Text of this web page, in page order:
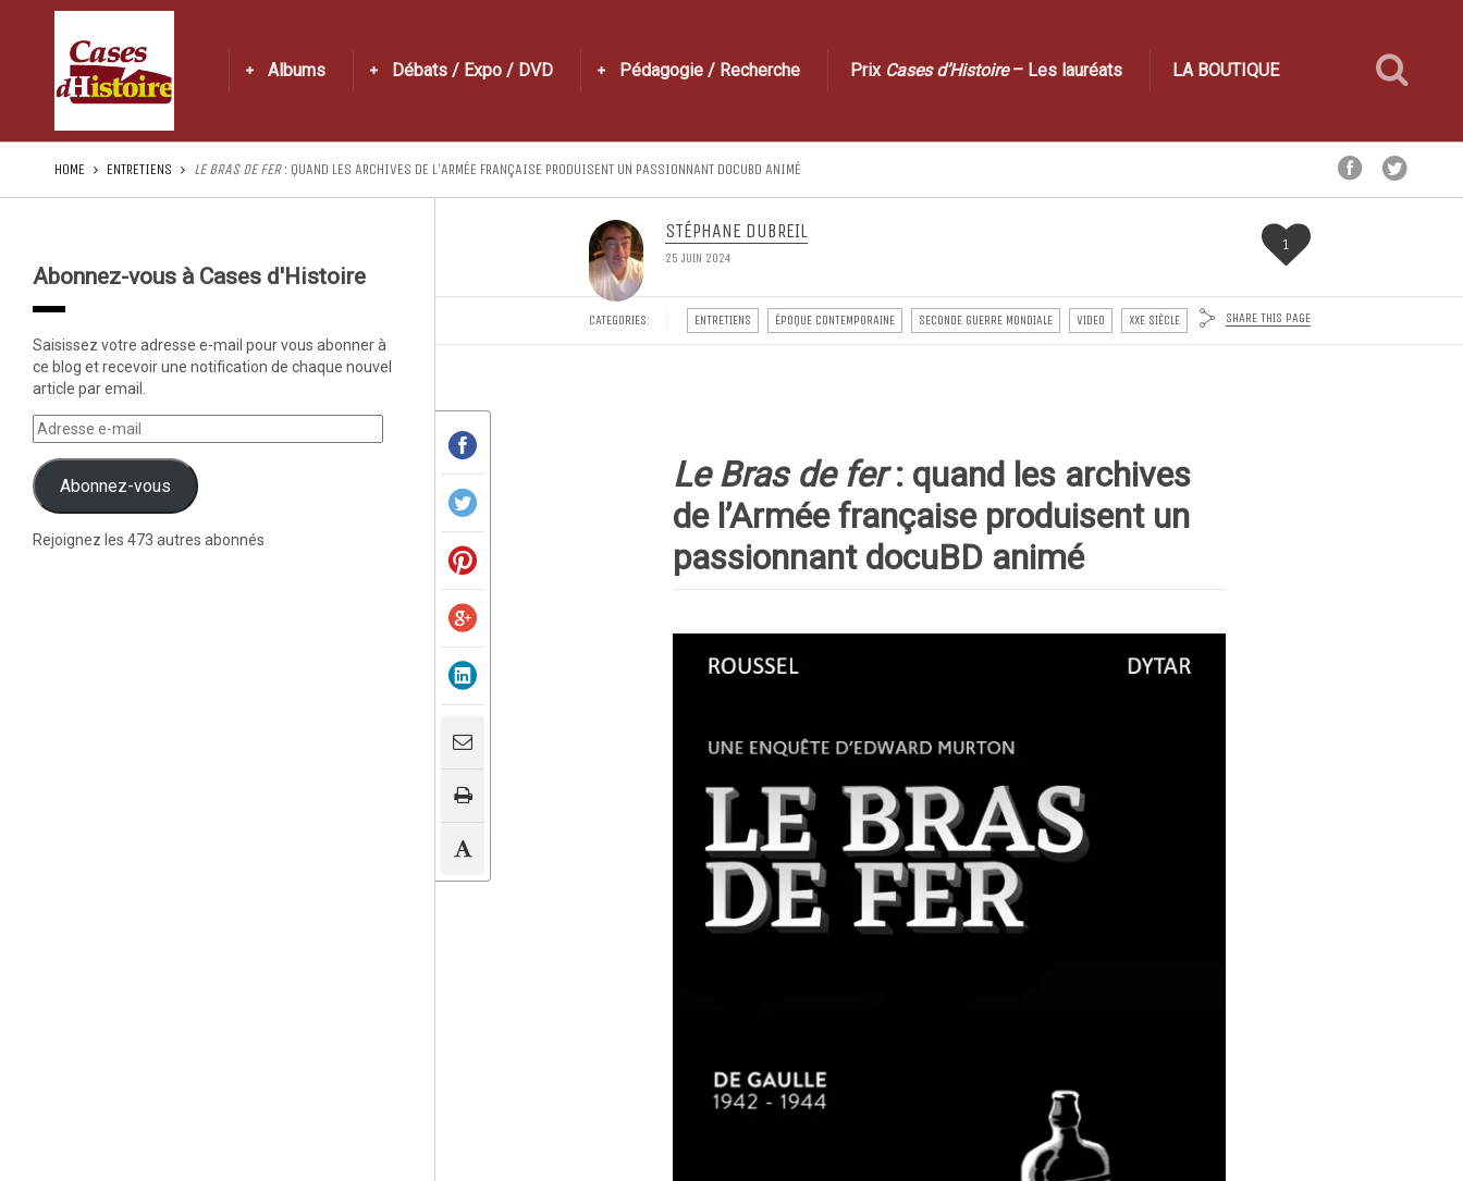
Albums Débats / Expo / DVD Pédagogie / Recherche Prix Cases d’Histoire– Les lauréats LA BOUTIQUE
HOME ENTRETIENS LE BRAS DE FER: QUAND LES ARCHIVES DE L’ARMÉE FRANÇAISE PRODUISENT UN PASSIONNANT DOCUBD ANIMÉ
Abonnez-vous à Cases d'Histoire
Saisissez votre adresse e-mail pour vous abonner à
ce blog et recevoir une notification de chaque nouvel
article par email.
Abonnez-vous
Rejoignez les 473 autres abonnés
STÉPHANE DUBREIL
25 JUIN 2024
1
CATEGORIES: ENTRETIENS ÉPOQUE CONTEMPORAINE SECONDE GUERRE MONDIALE VIDEO XXE SIÈCLE SHARE THIS PAGE
Le Bras de fer: quand les archives
de l’Armée française produisent un
passionnant docuBD animé